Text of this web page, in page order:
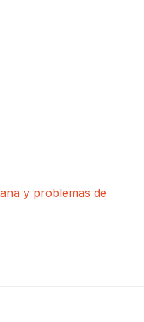
y problemas de